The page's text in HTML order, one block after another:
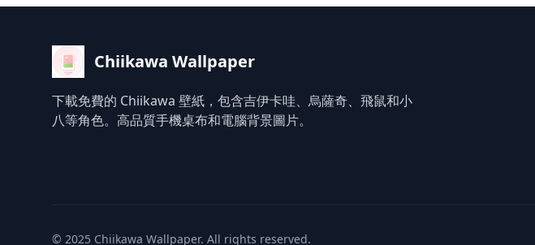
Chiikawa Wallpaper
下載免費的 Chiikawa 壁紙，包含吉伊卡哇、烏薩奇、飛鼠和小
八等角色。高品質手機桌布和電腦背景圖片。
© 2025 Chiikawa Wallpaper. All rights reserved.